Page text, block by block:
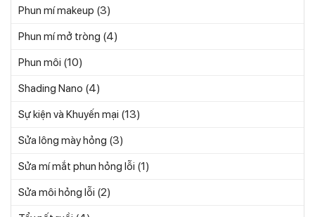
Phun mí makeup (3)
Phun mí mở tròng (4)
Phun môi (10)
Shading Nano (4)
Sự kiện và Khuyến mại (13)
Sửa lông mày hỏng (3)
Sửa mí mắt phun hỏng lỗi (1)
Sửa môi hỏng lỗi (2)